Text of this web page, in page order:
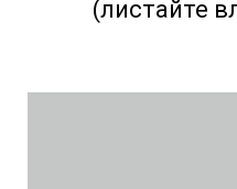
(листайте